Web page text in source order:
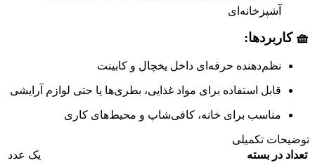
آشپزخانه‌ای
🧺 کاربردها:
نظم‌دهنده حرفه‌ای داخل یخچال و کابینت
قابل استفاده برای مواد غذایی، بطری‌ها یا حتی لوازم آرایشی
مناسب برای خانه، کافی‌شاپ و محیط‌های کاری
توضیحات تکمیلی
تعداد در بسته
یک عدد